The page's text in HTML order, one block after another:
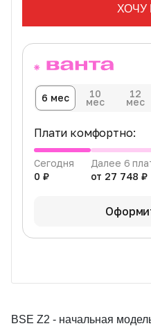
ХОЧУ
6 мес 10
мес
12
мес
Плати комфортно:
Сегодня
0 ₽
Далее 6
от 27 748 ₽
BSE Z2 - начальная